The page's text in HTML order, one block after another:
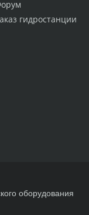
гидростанции
оборудования